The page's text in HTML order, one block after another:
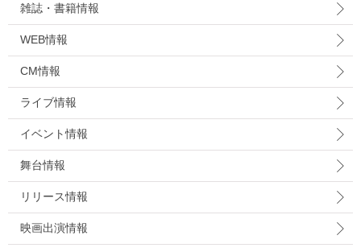
雑誌・書籍情報
WEB情報
CM情報
ライブ情報
イベント情報
舞台情報
リリース情報
映画出演情報